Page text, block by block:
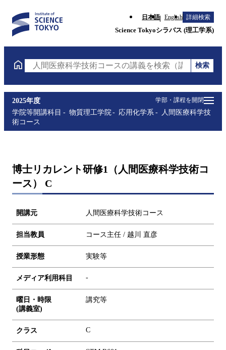
日本語 English 詳細検索
Science Tokyoシラバス (理工学系)
人間医療科学技術コースの講義を検索（講義名・科
検索
学部・課程を開閉
2025年度
学院等開講科目
物質理工学院 応用化学系
人間医療科学技
術コース
博士リカレント研修1（人間医療科学技術コ
ース） C
開講元 人間医療科学技術コース
担当教員 コース主任 / 越川 直彦
授業形態 実験等
メディア利用科目 -
曜日・時限
(講義室)
講究等
クラス C